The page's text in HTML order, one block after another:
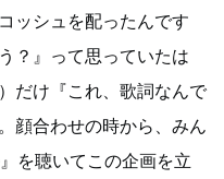
ッシュを配ったんです
？』って思っていたは
だけ『これ、歌詞なんで
顔合わせの時から、みん
を聴いてこの企画を立